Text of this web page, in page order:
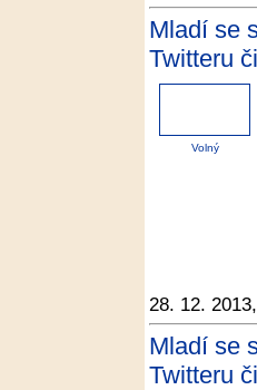
Mladí se
Twitteru
Volný
28. 12.
Mladí se
Twitteru